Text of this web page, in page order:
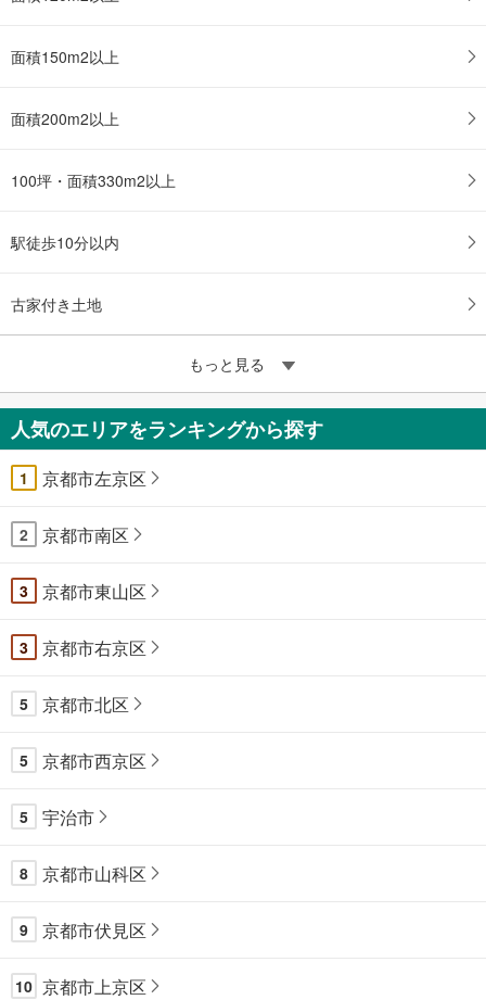
面積150m2以上
面積200m2以上
100坪・面積330m2以上
駅徒歩10分以内
古家付き土地
もっと見る
人気のエリアをランキングから探す
1 京都市左京区
2 京都市南区
3 京都市東山区
3 京都市右京区
5 京都市北区
5 京都市西京区
5 宇治市
8 京都市山科区
9 京都市伏見区
10 京都市上京区